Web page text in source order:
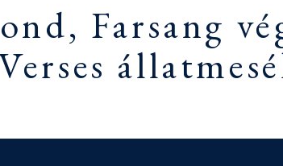
Farsang